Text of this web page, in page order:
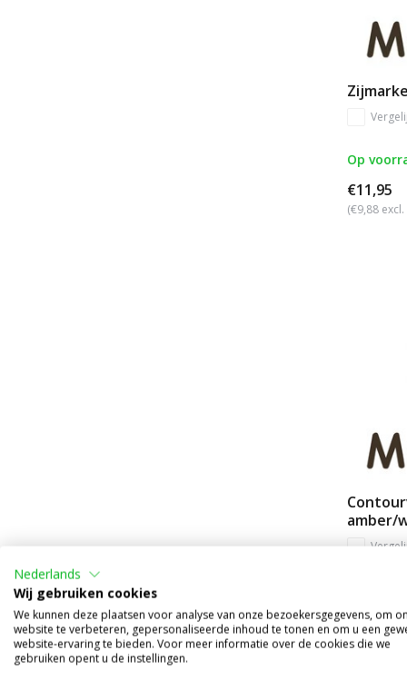
Op
€11,95
(€9,88 excl.
amber/
(€9,88 excl.
Nederlands
Wij gebruiken cookies
We kunnen deze plaatsen voor analyse van onze bezoekersgegevens, om
website te verbeteren, gepersonaliseerde inhoud te tonen en om u een
website-ervaring te bieden. Voor meer informatie over de cookies die we
gebruiken opent u de instellingen.